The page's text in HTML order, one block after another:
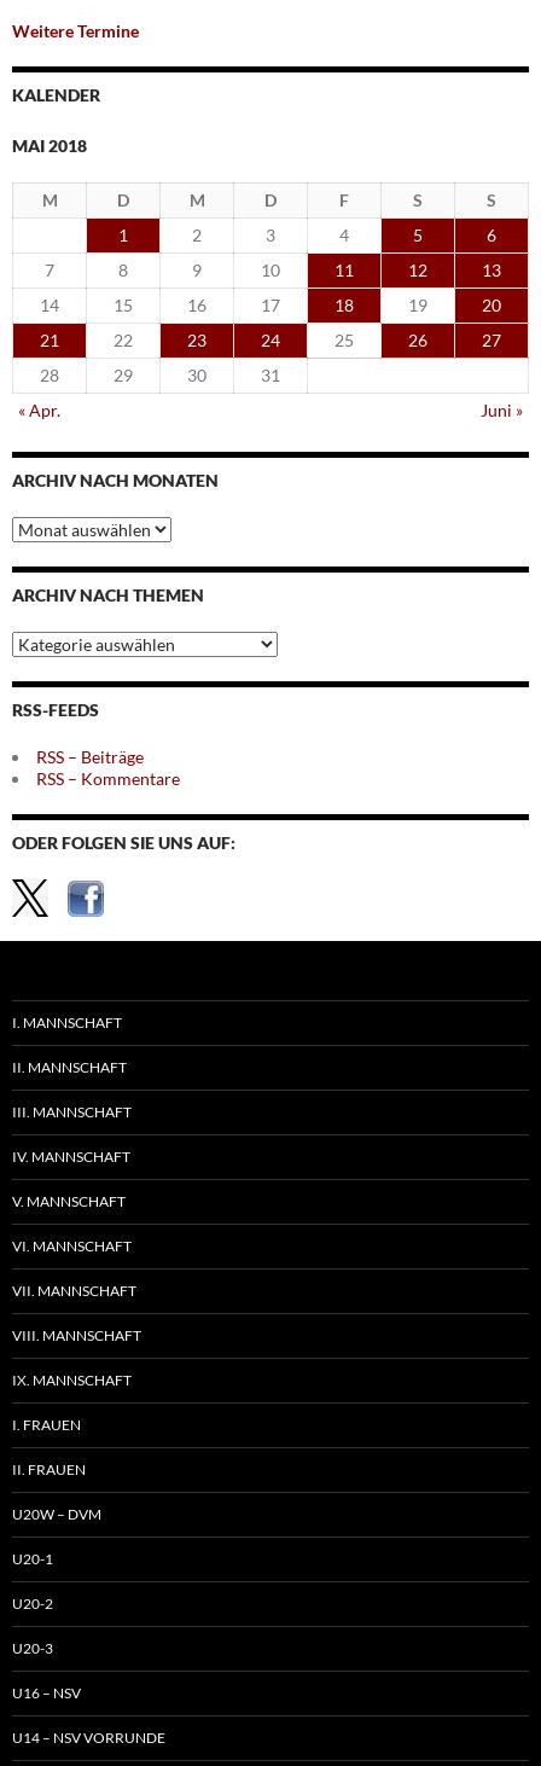
Weitere Termine
KALENDER
MAI 2018
M D M D F S
S
1
2 3 4 5
6
7
8 9 10 11 12
13
14
15 16 17 18 19
20
21
22 23 24 25 26
27
28
29 30
31
« Apr.
Juni »
ARCHIV NACH MONATEN
Archiv
nach
Monaten
ARCHIV NACH THEMEN
Archiv
nach
Themen
RSS-FEEDS
RSS – Beiträge
RSS – Kommentare
ODER FOLGEN SIE UNS AUF:
I. MANNSCHAFT
II. MANNSCHAFT
III. MANNSCHAFT
IV. MANNSCHAFT
V. MANNSCHAFT
VI. MANNSCHAFT
VII. MANNSCHAFT
VIII. MANNSCHAFT
IX. MANNSCHAFT
I. FRAUEN
II. FRAUEN
U20W – DVM
U20-1
U20-2
U20-3
U16 – NSV
U14 – NSV VORRUNDE